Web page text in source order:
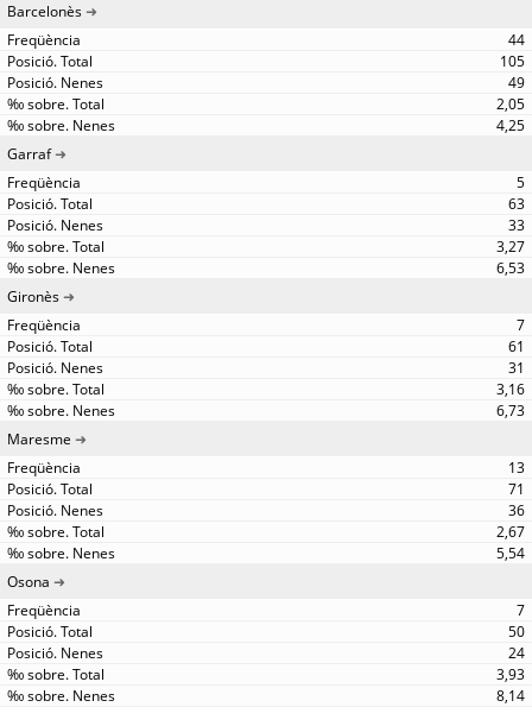
Barcelonès
44
105
49
2,05
4,25
Garraf
5
63
33
3,27
6,53
Gironès
7
61
31
3,16
6,73
Maresme
13
71
36
2,67
5,54
Osona
7
50
24
3,93
8,14